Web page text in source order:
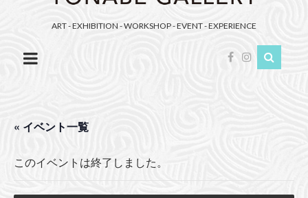
ギ
ャ
ART - EXHIBITION - WORKSHOP - EVENT - EXPERIENCE
« イベント一覧
このイベントは終了しました。